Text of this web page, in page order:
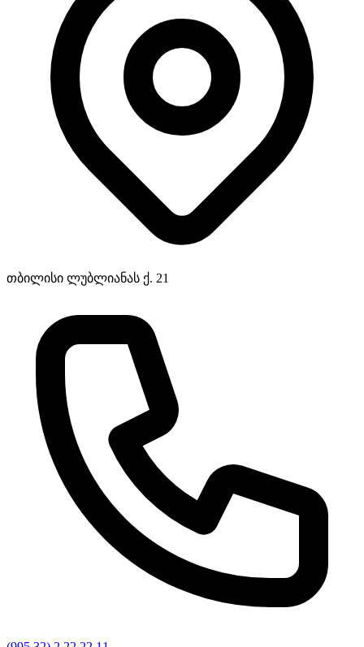
თბილისი ლუბლიანას ქ. 21